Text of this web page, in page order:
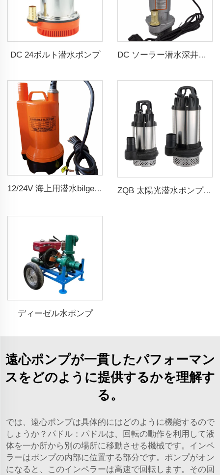
DC 24ボルト潜水ポンプ DC ソーラー潜水深井戸ウォーターポンプ
12/24V 海上用潜水bilgeウォーターポンプ ZQB 太陽光潜水ポンプ 灌漑用水ポンプ
ディーゼル水ポンプ
遠心ポンプが一貫したパフォーマン
スをどのように提供するかを理解す
る。
では、遠心ポンプは具体的にはどのように機能するので
しょうか？パドル：パドルは、回転の動作を利用して液
体を一か所から別の場所に移動させる機械です。インペ
ラーはポンプの内部に位置する部分です。ポンプがオン
になると、このインペラーは高速で回転します。その回